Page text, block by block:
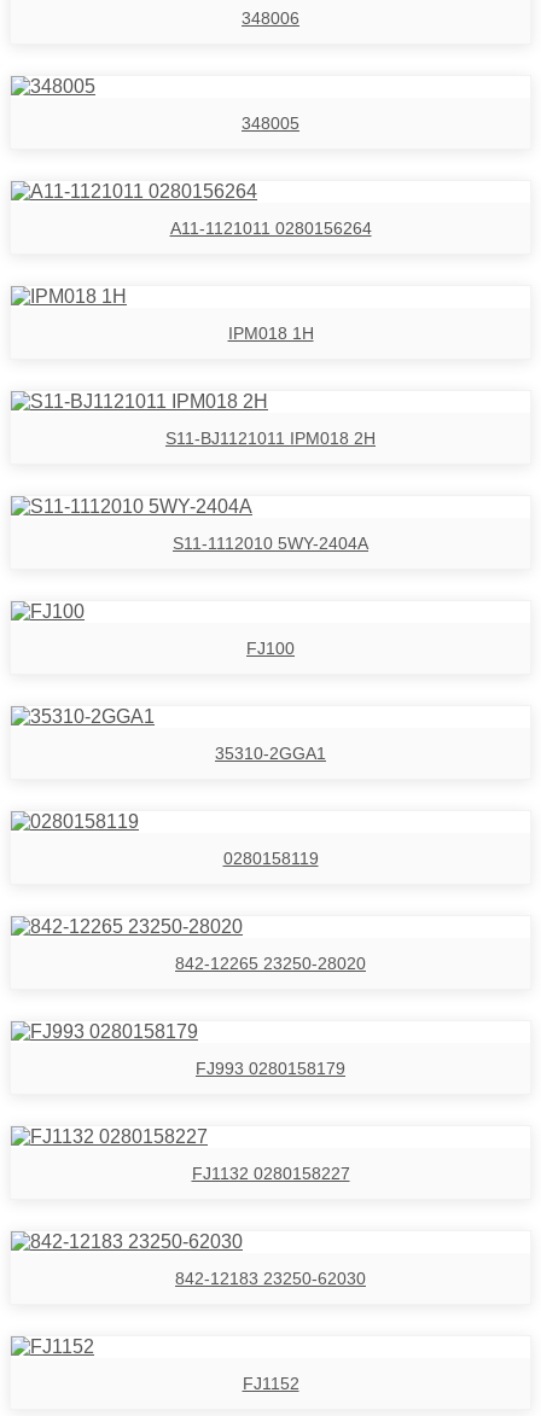
348006
348005
A11-1121011 0280156264
IPM018 1H
S11-BJ1121011 IPM018 2H
S11-1112010 5WY-2404A
FJ100
35310-2GGA1
0280158119
842-12265 23250-28020
FJ993 0280158179
FJ1132 0280158227
842-12183 23250-62030
FJ1152